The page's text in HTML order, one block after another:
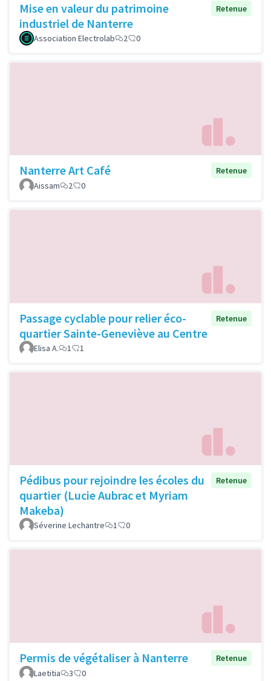
Mise en valeur du patrimoine
industriel de Nanterre
Retenue
Association Electrolab 2 0
Nanterre Art Café
Retenue
Aissam
2 0
Passage cyclable pour relier éco-
quartier Sainte-Geneviève au Centre
Retenue
Elisa A. 1 1
Pédibus pour rejoindre les écoles du
quartier (Lucie Aubrac et Myriam
Makeba)
Retenue
Séverine Lechantre 1 0
Permis de végétaliser à Nanterre
Retenue
Laetitia
3 0